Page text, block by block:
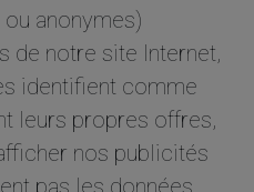
anonymes)
de notre site Internet,
identifient comme
leurs propres offres,
nos publicités